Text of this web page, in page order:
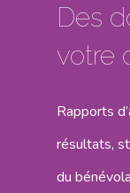
Des
votre
Rapports
résultats,
du